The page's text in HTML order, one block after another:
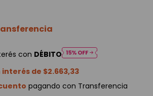
con DÉBITO
interés de $2.663,33
pagando con Transferencia